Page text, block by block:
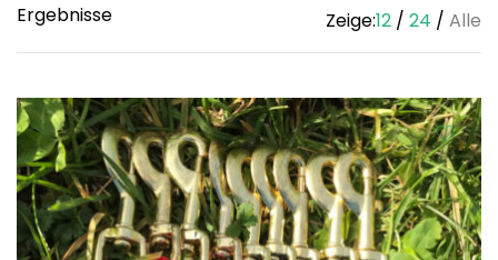
ErgebnisseSorted
Zeige:12 24 Alle